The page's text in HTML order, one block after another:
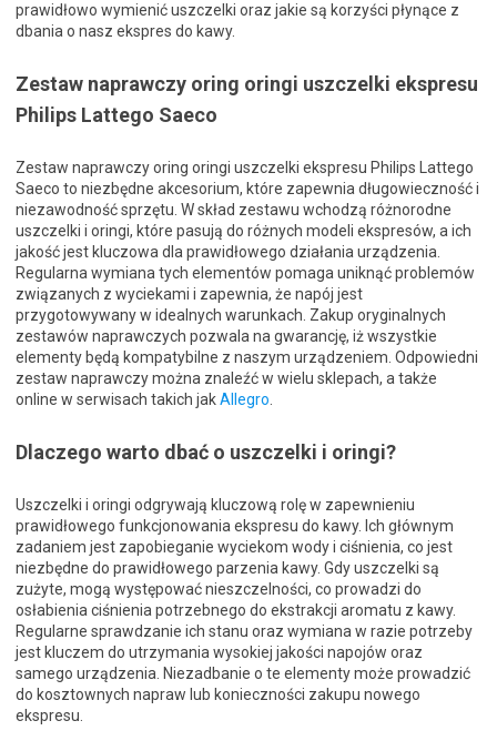
prawidłowo wymienić uszczelki oraz jakie są korzyści płynące z
dbania o nasz ekspres do kawy.
Zestaw naprawczy oring oringi uszczelki ekspresu
Philips Lattego Saeco
Zestaw naprawczy oring oringi uszczelki ekspresu Philips Lattego
Saeco to niezbędne akcesorium, które zapewnia długowieczność i
niezawodność sprzętu. W skład zestawu wchodzą różnorodne
uszczelki i oringi, które pasują do różnych modeli ekspresów, a ich
jakość jest kluczowa dla prawidłowego działania urządzenia.
Regularna wymiana tych elementów pomaga uniknąć problemów
związanych z wyciekami i zapewnia, że napój jest
przygotowywany w idealnych warunkach. Zakup oryginalnych
zestawów naprawczych pozwala na gwarancję, iż wszystkie
elementy będą kompatybilne z naszym urządzeniem. Odpowiedni
zestaw naprawczy można znaleźć w wielu sklepach, a także
online w serwisach takich jakAllegro
Dlaczego warto dbać o uszczelki i oringi?
Uszczelki i oringi odgrywają kluczową rolę w zapewnieniu
prawidłowego funkcjonowania ekspresu do kawy. Ich głównym
zadaniem jest zapobieganie wyciekom wody i ciśnienia, co jest
niezbędne do prawidłowego parzenia kawy. Gdy uszczelki są
zużyte, mogą występować nieszczelności, co prowadzi do
osłabienia ciśnienia potrzebnego do ekstrakcji aromatu z kawy.
Regularne sprawdzanie ich stanu oraz wymiana w razie potrzeby
jest kluczem do utrzymania wysokiej jakości napojów oraz
samego urządzenia. Niezadbanie o te elementy może prowadzić
do kosztownych napraw lub konieczności zakupu nowego
ekspresu.